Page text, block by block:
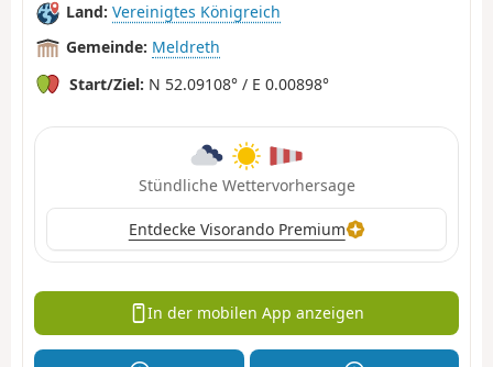
Land: Vereinigtes Königreich
Gemeinde: Meldreth
Start/Ziel: N 52.09108° / E 0.00898°
Stündliche Wettervorhersage
Entdecke Visorando Premium
In der mobilen App anzeigen